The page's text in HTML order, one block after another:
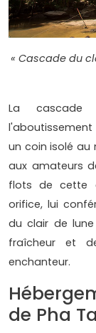
« Cascade du
La cascade
l'aboutissement
un coin isolé au
aux amateurs
flots de cette
orifice, lui
du clair de
fraîcheur et
enchanteur.
de Pha